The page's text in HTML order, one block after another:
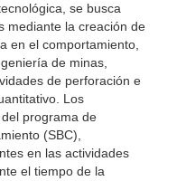
se busca
mediante la creación de
en el comportamiento,
de minas,
de perforación e
Los
programa de
(SBC),
en las actividades
el tiempo de la